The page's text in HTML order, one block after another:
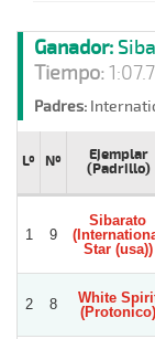
Ganador:
Tiempo:
Padres:
Lº Nº
Ejemplar
(Padrillo)
1 9
Sibarato
Star (usa))
2 8
White
(Protonico)